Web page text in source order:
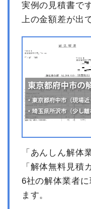
実例の見積書で
上の金額差が出
「あんしん解体
「解体無料見積
6社の解体業者
ます。